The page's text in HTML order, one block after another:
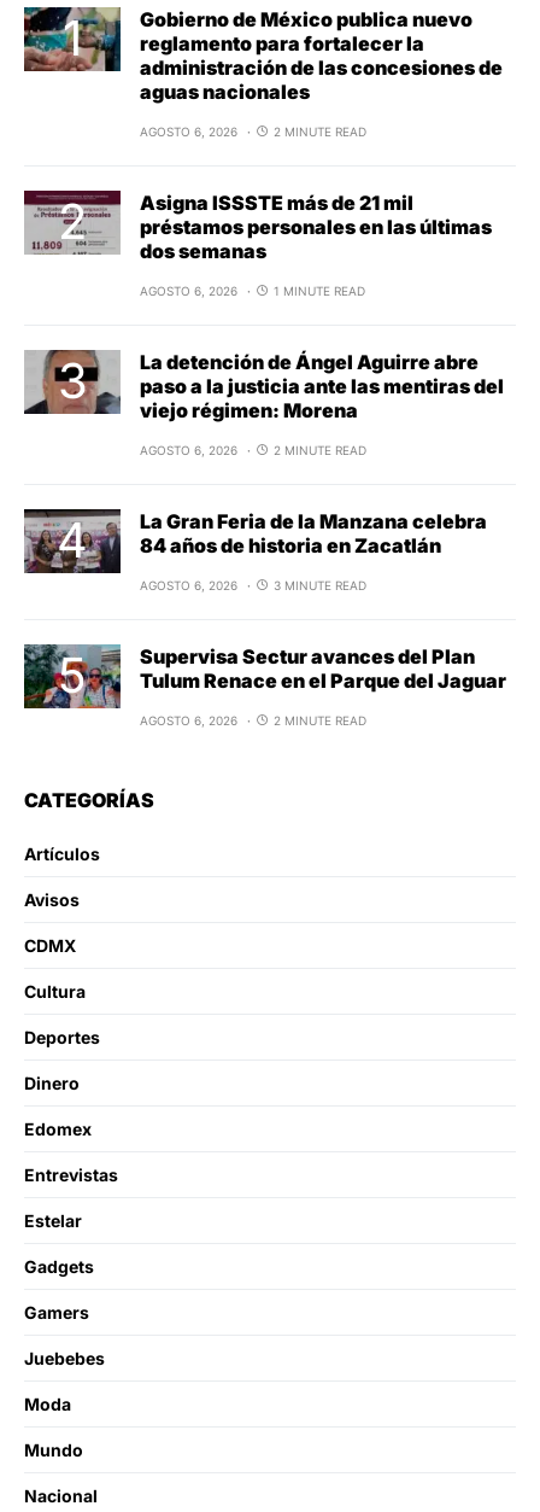
Gobierno de México publica nuevo
reglamento para fortalecer la
administración de las concesiones de
aguas nacionales
AGOSTO 6, 2026 2 MINUTE READ
Asigna ISSSTE más de 21 mil
préstamos personales en las últimas
dos semanas
AGOSTO 6, 2026 1 MINUTE READ
La detención de Ángel Aguirre abre
paso a la justicia ante las mentiras del
viejo régimen: Morena
AGOSTO 6, 2026 2 MINUTE READ
La Gran Feria de la Manzana celebra
84 años de historia en Zacatlán
AGOSTO 6, 2026 3 MINUTE READ
Supervisa Sectur avances del Plan
Tulum Renace en el Parque del Jaguar
AGOSTO 6, 2026 2 MINUTE READ
CATEGORÍAS
Artículos
Avisos
CDMX
Cultura
Deportes
Dinero
Edomex
Entrevistas
Estelar
Gadgets
Gamers
Juebebes
Moda
Mundo
Nacional